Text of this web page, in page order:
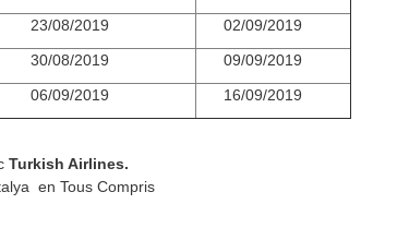
23/08/2019
02/09/2019
30/08/2019
09/09/2019
06/09/2019
16/09/2019
Turkish Airlines.
en Tous Compris